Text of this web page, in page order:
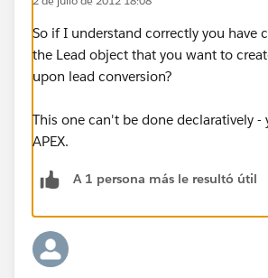
So if I understand correctly you have
the Lead object that you want to
upon lead conversion?
This one can't be done declaratively
APEX.
A 1 persona más le resultó útil